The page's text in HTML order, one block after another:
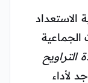
الجماعية
التراويح
لأداء